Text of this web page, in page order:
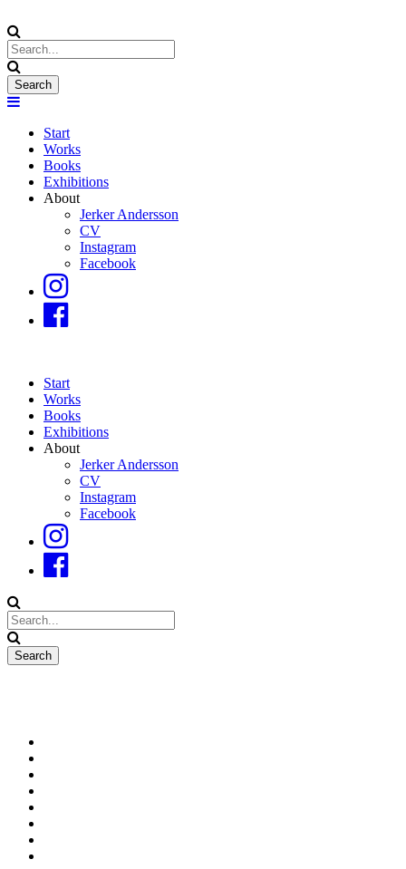
Start
Works
Books
Exhibitions
About
Jerker Andersson
CV
Instagram
Facebook
Start
Works
Books
Exhibitions
About
Jerker Andersson
CV
Instagram
Facebook